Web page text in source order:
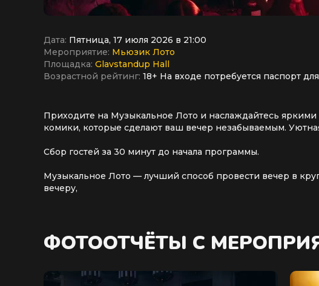
Дата: Пятница, 17 июля 2026 в 21:00
Мероприятие: Мьюзик Лото
Площадка: Glavstandup Hall
Возрастной рейтинг: 18+ На входе потребуется паспорт
Приходите на Музыкальное Лото и наслаждайтесь
комики, которые сделают ваш вечер незабываемым.
Сбор гостей за 30 минут до начала программы.
Музыкальное Лото — лучший способ провести вечер в
вечеру,
ФОТООТЧЁТЫ С